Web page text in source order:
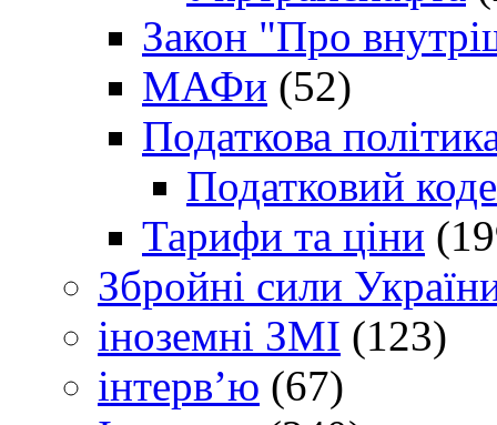
Закон "Про
МАФи (52)
Податкова
Податковий
Тарифи та ціни
Збройні сили
іноземні ЗМІ (123)
інтерв’ю (67)